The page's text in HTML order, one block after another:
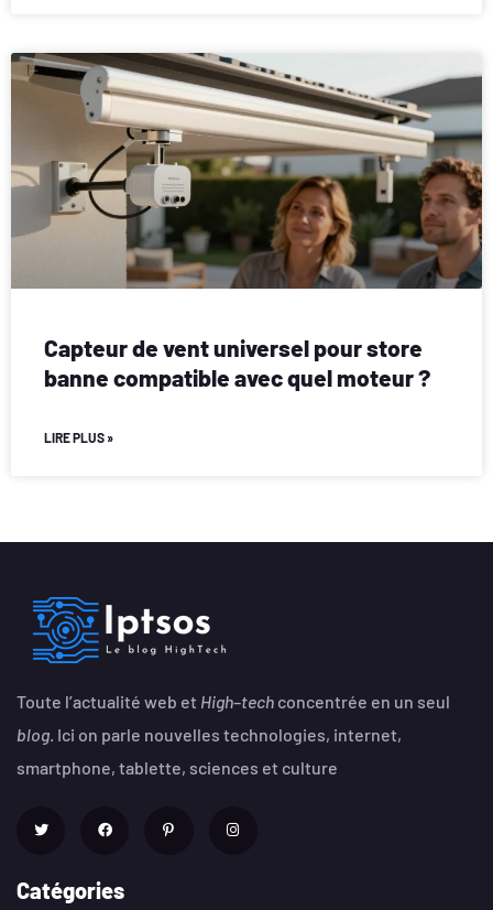
Capteur de vent universel pour store
banne compatible avec quel moteur ?
LIRE PLUS »
Toute l’actualité web et High–tech concentrée en un seul
blog. Ici on parle nouvelles technologies, internet,
smartphone, tablette, sciences et culture
Catégories